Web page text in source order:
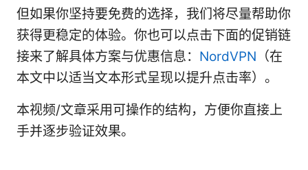
但如果你坚持要免费的选择，我们将尽量帮助你
获得更稳定的体验。你也可以点击下面的促销链
接来了解具体方案与优惠信息： NordVPN （在
本文中以适当文本形式呈现以提升点击率）。
本视频/文章采用可操作的结构，方便你直接上
手并逐步验证效果。